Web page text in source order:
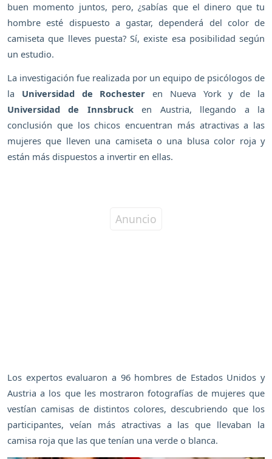
buen momento juntos, pero, ¿sabías que el dinero que tu
hombre esté dispuesto a gastar, dependerá del color de
camiseta que lleves puesta? Sí, existe esa posibilidad según
un estudio.
La investigación fue realizada por un equipo de psicólogos de
la Universidad de Rochester en Nueva York y de la
Universidad de Innsbrucken Austria, llegando a la
conclusión que los chicos encuentran más atractivas a las
mujeres que lleven una camiseta o una blusa color roja y
están más dispuestos a invertir en ellas.
Los expertos evaluaron a 96 hombres de Estados Unidos y
Austria a los que les mostraron fotografías de mujeres que
vestían camisas de distintos colores, descubriendo que los
participantes, veían más atractivas a las que llevaban la
camisa roja que las que tenían una verde o blanca.